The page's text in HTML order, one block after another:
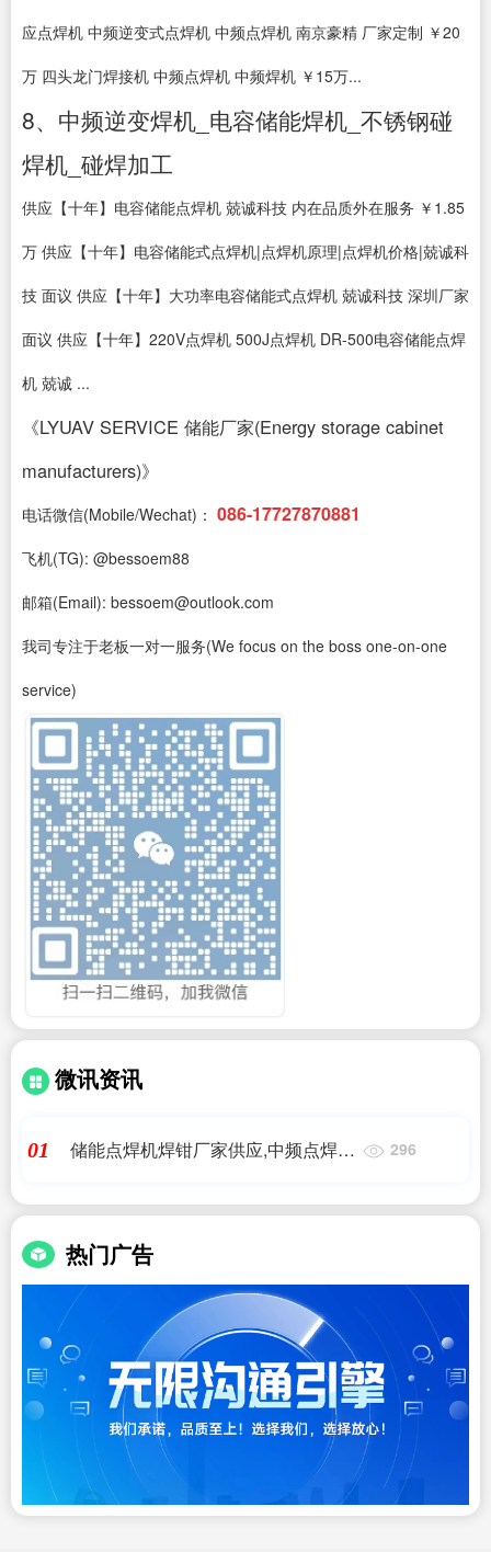
应点焊机 中频逆变式点焊机 中频点焊机 南京豪精 厂家定制 ￥20
万 四头龙门焊接机 中频点焊机 中频焊机 ￥15万...
8、中频逆变焊机_电容储能焊机_不锈钢碰
焊机_碰焊加工
供应【十年】电容储能点焊机 兢诚科技 内在品质外在服务 ￥1.85
万 供应【十年】电容储能式点焊机|点焊机原理|点焊机价格|兢诚科
技 面议 供应【十年】大功率电容储能式点焊机 兢诚科技 深圳厂家
面议 供应【十年】220V点焊机 500J点焊机 DR-500电容储能点焊
机 兢诚 ...
《LYUAV SERVICE 储能厂家(Energy storage cabinet
manufacturers)》
电话微信(Mobile/Wechat)： 086-17727870881
飞机(TG): @bessoem88
邮箱(Email): bessoem@outlook.com
我司专注于老板一对一服务(We focus on the boss one-on-one
service)
微讯资讯
01
储能点焊机焊钳厂家供应,中频点焊机
豪
296
热门广告